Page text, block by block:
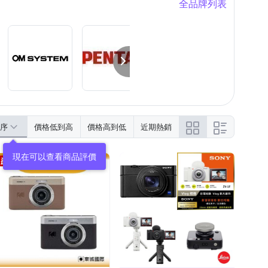
全品牌列表
價格低到高 價格高到低 近期熱銷